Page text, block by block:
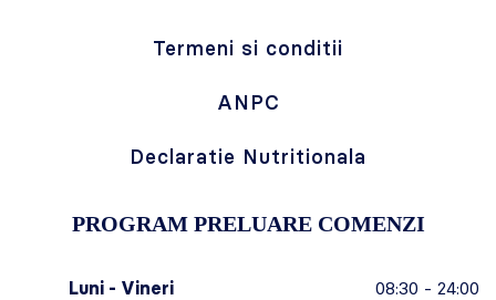
Termeni si conditii
ANPC
Declaratie Nutritionala
PROGRAM PRELUARE COMENZI
Luni - Vineri
08:30 - 24:00